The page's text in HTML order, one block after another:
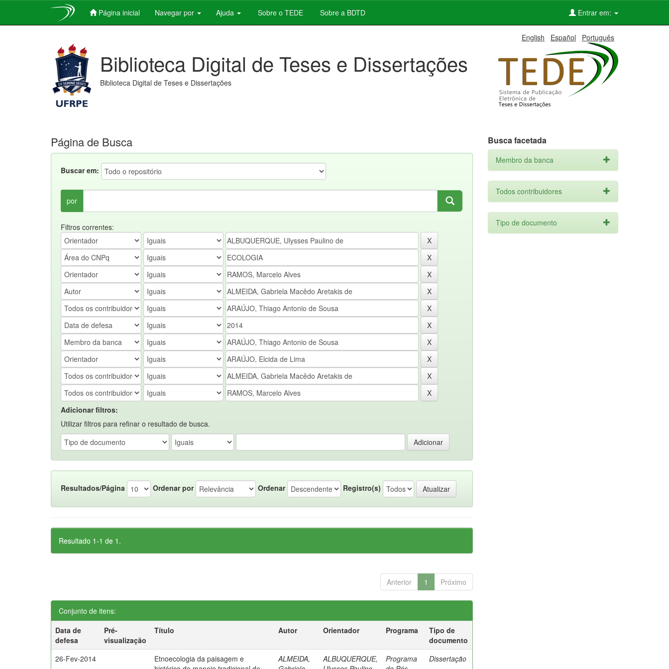
Página inicial Navegar por Ajuda Sobre o TEDE Sobre a BDTD Entrar em:
English Español Português
Biblioteca Digital de Teses e Dissertações
Biblioteca Digital de Teses e Dissertações
Página de Busca
Buscar em:
por
Filtros correntes:
Adicionar filtros:
Utilizar filtros para refinar o resultado de busca.
Resultados/Página Ordenar por Ordenar Registro(s)
Resultado 1-1 de 1.
Anterior 1 Próximo
Conjunto de itens:
Data de
defesa
Pré-
visualização
Título Autor Orientador Programa
Tipo de
documento
26-Fev-2014
Etnoecologia da paisagem e
ALMEIDA,
ALBUQUERQUE,
Programa
Dissertação
Busca facetada
Membro da banca
Todos contribuidores
Tipo de documento